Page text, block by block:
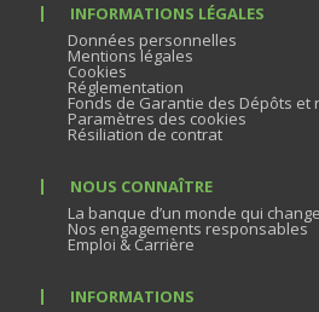
INFORMATIONS LÉGALES
Données personnelles
Mentions légales
Cookies
Réglementation
Fonds de Garantie des Dépôts et
Paramètres des cookies
Résiliation de contrat
NOUS CONNAÎTRE
La banque d’un monde qui change
Nos engagements responsables
Emploi & Carrière
INFORMATIONS